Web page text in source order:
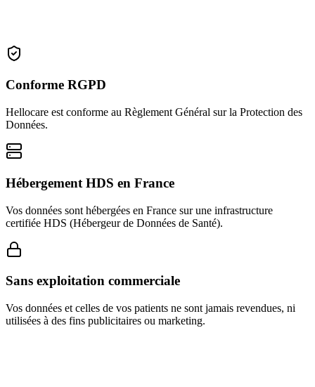
Conforme RGPD
Hellocare est conforme au Règlement Général sur la Protection des
Données.
Hébergement HDS en France
Vos données sont hébergées en France sur une infrastructure
certifiée HDS (Hébergeur de Données de Santé).
Sans exploitation commerciale
Vos données et celles de vos patients ne sont jamais revendues, ni
utilisées à des fins publicitaires ou marketing.